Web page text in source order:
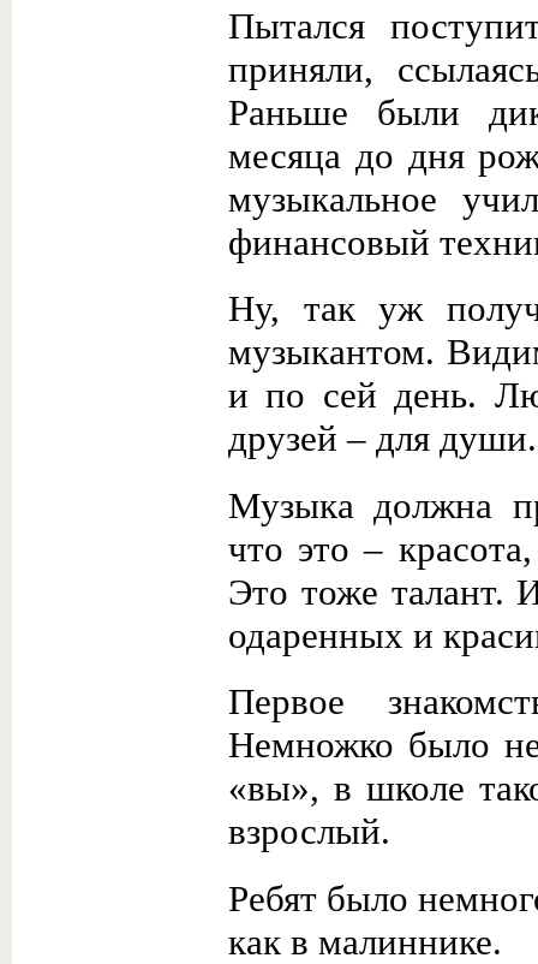
Пытался
приняли,
Раньше были
месяца до дня
музыкальное
финансовый
Ну, так уж
музыкантом.
и по сей день.
друзей – для души.
Музыка должна
что это –
Это тоже талант.
одаренных и
Первое
Немножко было
«вы», в школе
взрослый.
Ребят было
как в малиннике.